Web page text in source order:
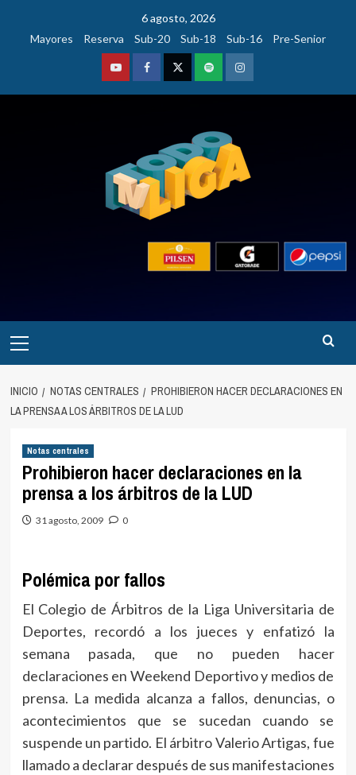
contenido
6 agosto, 2026
Mayores
Reserva Sub-20 Sub-18 Sub-16 Pre-Senior
YoutubeFacebookTwitterPodcastInstagram
principal
INICIO NOTAS CENTRALES
PROHIBIERON HACER DECLARACIONES EN
LA PRENSA A LOS ÁRBITROS DE LA LUD
Notas centrales
Prohibieron hacer declaraciones en la
prensa a los árbitros de la LUD
31 agosto, 2009 0
Polémica por fallos
El Colegio de Árbitros de la Liga Universitaria de
Deportes, recordó a los jueces y enfatizó la
semana pasada, que no pueden hacer
declaraciones en Weekend Deportivo y medios de
prensa. La medida alcanza a fallos, denuncias, o
acontecimientos que se sucedan cuando se
suspende un partido. El árbitro Valerio Artigas, fue
llamado a declarar después de sus manifestaciones